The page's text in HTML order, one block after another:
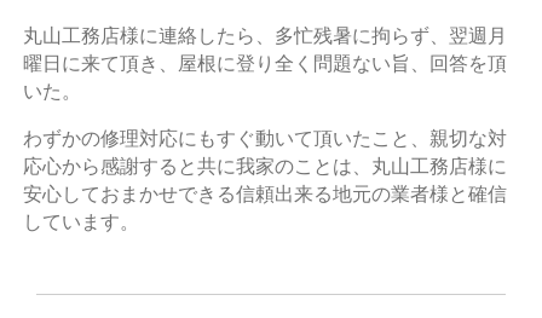
丸山工務店様に連絡したら、多忙残暑に拘らず、翌週月
曜日に来て頂き、屋根に登り全く問題ない旨、回答を頂
いた。
わずかの修理対応にもすぐ動いて頂いたこと、親切な対
応心から感謝すると共に我家のことは、丸山工務店様に
安心しておまかせできる信頼出来る地元の業者様と確信
しています。